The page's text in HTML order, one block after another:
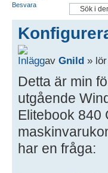
Besvara
av Gnild »
Detta är min
utgående
Elitebook 840
har en fråga: